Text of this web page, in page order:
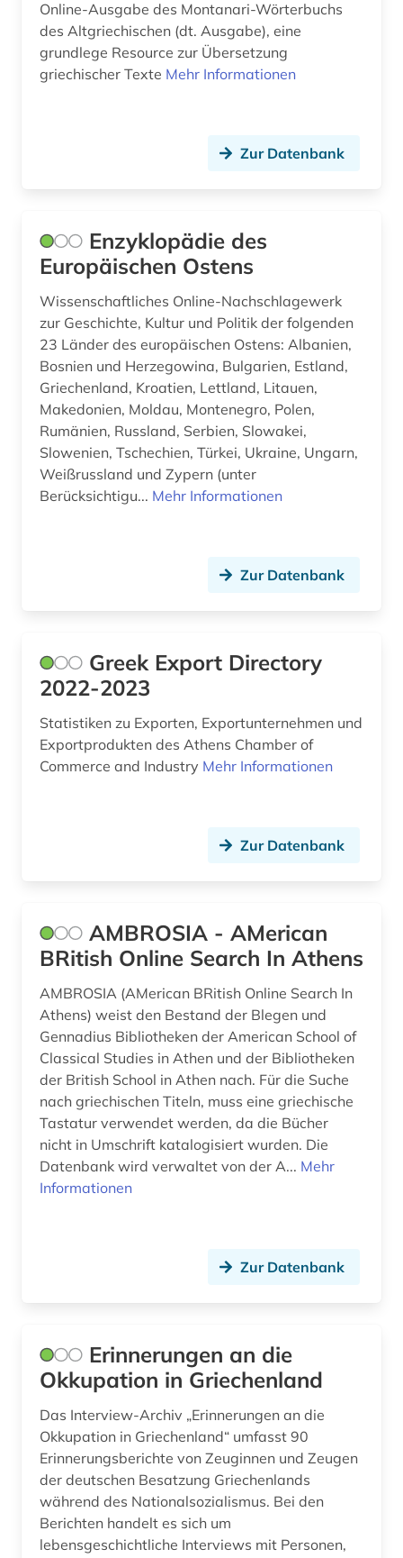
GUS (1)
Gibraltar (1)
Japan (1)
Jugoslawien (2)
Korea (1)
Kroatien (2)
Lettland (2)
Litauen (2)
Luxemburg (1)
Monaco (1)
Montenegro (2)
Niederlande (3)
Nordamerika (1)
Osmanisches Reich (1)
Osteuropa (3)
Ostmitteleuropa (2)
Polen (3)
Portugal (3)
Rumänien (3)
Russland, Sowjetunion (4)
Slowenien (2)
Suedosteuropa (2)
Tschechische Republik (2)
USA (3)
Ukraine (2)
Online-Ausgabe des Montanari-Wörterbuchs
des Altgriechischen (dt. Ausgabe), eine
grundlege Resource zur Übersetzung
griechischer Texte Mehr Informationen
Zur Datenbank
Enzyklopädie des
Europäischen Ostens
Wissenschaftliches Online-Nachschlagewerk
zur Geschichte, Kultur und Politik der folgenden
23 Länder des europäischen Ostens: Albanien,
Bosnien und Herzegowina, Bulgarien, Estland,
Griechenland, Kroatien, Lettland, Litauen,
Makedonien, Moldau, Montenegro, Polen,
Rumänien, Russland, Serbien, Slowakei,
Slowenien, Tschechien, Türkei, Ukraine, Ungarn,
Weißrussland und Zypern (unter
Berücksichtigu... Mehr Informationen
Zur Datenbank
Greek Export Directory
2022-2023
Statistiken zu Exporten, Exportunternehmen und
Exportprodukten des Athens Chamber of
Commerce and Industry Mehr Informationen
Zur Datenbank
AMBROSIA - AMerican
BRitish Online Search In Athens
AMBROSIA (AMerican BRitish Online Search In
Athens) weist den Bestand der Blegen und
Gennadius Bibliotheken der American School of
Classical Studies in Athen und der Bibliotheken
der British School in Athen nach. Für die Suche
nach griechischen Titeln, muss eine griechische
Tastatur verwendet werden, da die Bücher
nicht in Umschrift katalogisiert wurden. Die
Datenbank wird verwaltet von der A... Mehr
Informationen
Zur Datenbank
Erinnerungen an die
Okkupation in Griechenland
Das Interview-Archiv „Erinnerungen an die
Okkupation in Griechenland“ umfasst 90
Erinnerungsberichte von Zeuginnen und Zeugen
der deutschen Besatzung Griechenlands
während des Nationalsozialismus. Bei den
Berichten handelt es sich um
lebensgeschichtliche Interviews mit Personen,